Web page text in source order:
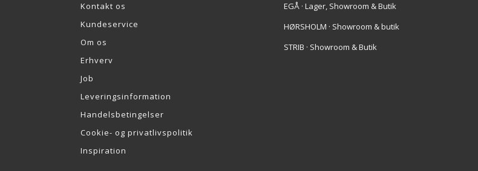
Kontakt os
Kundeservice
Om os
Erhverv
Job
Leveringsinformation
Handelsbetingelser
Cookie- og privatlivspolitik
Inspiration
EGÅ · Lager, Showroom & Butik
HØRSHOLM · Showroom & butik
STRIB · Showroom & Butik